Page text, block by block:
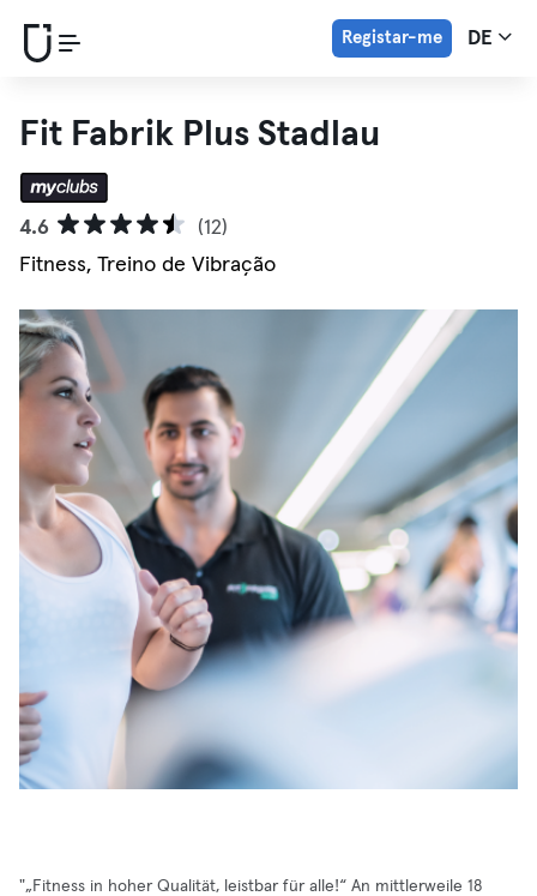
Registar-me DE
Fit Fabrik Plus Stadlau
4.6
(12)
Fitness, Treino de Vibração
"„Fitness in hoher Qualität, leistbar für alle!“ An mittlerweile 18